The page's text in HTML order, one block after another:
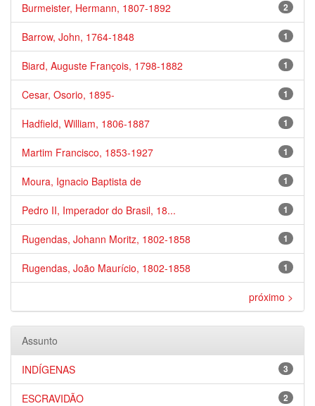
2
Burmeister, Hermann, 1807-1892
1
Barrow, John, 1764-1848
1
Biard, Auguste François, 1798-1882
1
Cesar, Osorio, 1895-
1
Hadfield, William, 1806-1887
1
Martim Francisco, 1853-1927
1
Moura, Ignacio Baptista de
1
Pedro II, Imperador do Brasil, 18...
1
Rugendas, Johann Moritz, 1802-1858
1
Rugendas, João Maurício, 1802-1858
próximo >
Assunto
3
INDÍGENAS
2
ESCRAVIDÃO